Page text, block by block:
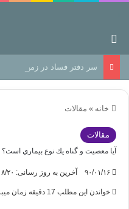
سر دفتر فساد در زمین‌،
خانه » مقالات
مقالات
آيا معصيت و گناه يك نوع بيماري است؟
۹۰/۰۱/۱۶ آخرین به روز رسانی: ۹۱/۰۸/۲۰
خواندن این مطلب 17 دقیقه زمان میبرد